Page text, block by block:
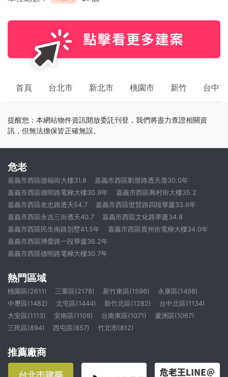
首頁 台北市 新北市 桃園市 新竹 台中市
提醒您：本網站物件資訊開放委託刊登，我們將盡力查證相關資
訊，但無法擔保皆正確無誤。
危老
嘉義市西區德福街大樓31.8
嘉義市西區劉厝路透天厝30.0年
嘉義市西區德明路電梯大樓30.9年
嘉義市西區興村街大樓35.2
嘉義市西區友忠路透天54.7
嘉義市西區世賢路四段華廈33.6年
嘉義市西區永吉三街透天40.7
嘉義市西區文化路華廈34.8
嘉義市西區民生南路別墅41.5年
嘉義市西區貴州街電梯大樓34.0年
嘉義市西區博愛路一段華廈36.2年
嘉義市西區德明路電梯大樓30.7年
熱門區域
桃園區(2611) 三重區(2178) 新竹東區(1596)
永康區(1498)
中壢區(1482)
北屯區(1444) 新竹北區(1282)
台中北區(1134)
大安區(1113)
安南區(1109) 台南東區(1071)
蘆洲區(1067)
三民區(894)
西屯區(857) 竹北市(812)
推薦廠商